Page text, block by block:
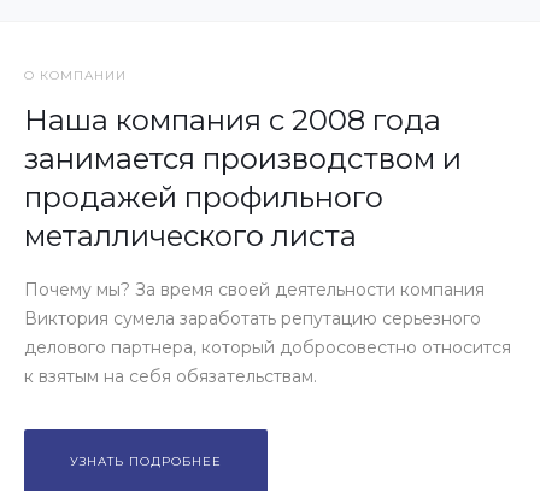
О КОМПАНИИ
Наша компания с 2008 года
занимается производством и
продажей профильного
металлического листа
Почему мы? За время своей деятельности компания
Виктория сумела заработать репутацию серьезного
делового партнера, который добросовестно относится
к взятым на себя обязательствам.
УЗНАТЬ ПОДРОБНЕЕ